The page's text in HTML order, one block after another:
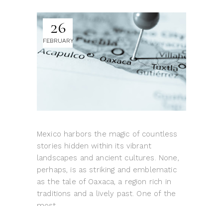
26
FEBRUARY
Mexico harbors the magic of countless
stories hidden within its vibrant
landscapes and ancient cultures. None,
perhaps, is as striking and emblematic
as the tale of Oaxaca, a region rich in
traditions and a lively past. One of the